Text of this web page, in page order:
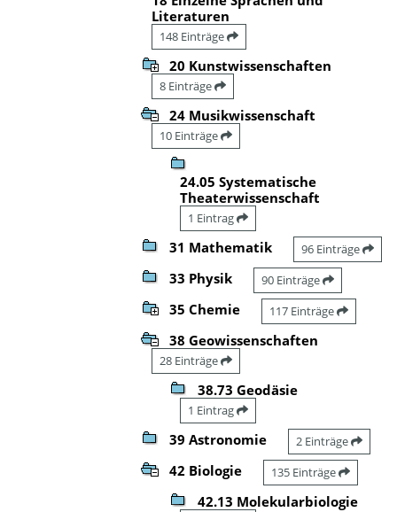
Literaturen
148 Einträge
20 Kunstwissenschaften
8 Einträge
24 Musikwissenschaft
10 Einträge
24.05 Systematische
Theaterwissenschaft
1 Eintrag
31 Mathematik 96 Einträge
33 Physik 90 Einträge
35 Chemie 117 Einträge
38 Geowissenschaften
28 Einträge
38.73 Geodäsie
1 Eintrag
39 Astronomie 2 Einträge
42 Biologie 135 Einträge
42.13 Molekularbiologie